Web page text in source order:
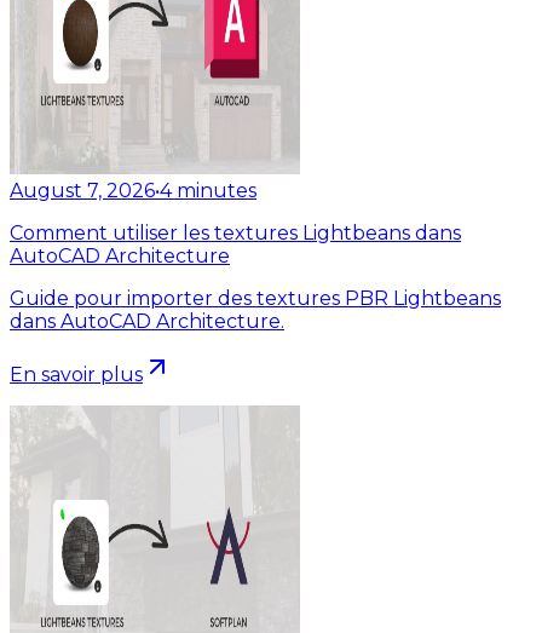
August 7, 2026•4 minutes
Comment utiliser les textures Lightbeans dans
AutoCAD Architecture
Guide pour importer des textures PBR Lightbeans
dans AutoCAD Architecture.
En savoir plus